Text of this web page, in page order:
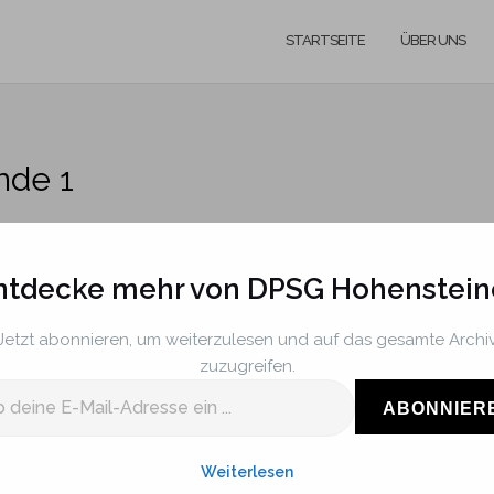
STARTSEITE ÜBER UNS
1
mehr von DPSG
abonnieren, um weiterzulesen und auf das gesamte
zuzugreifen.
Weiterlesen